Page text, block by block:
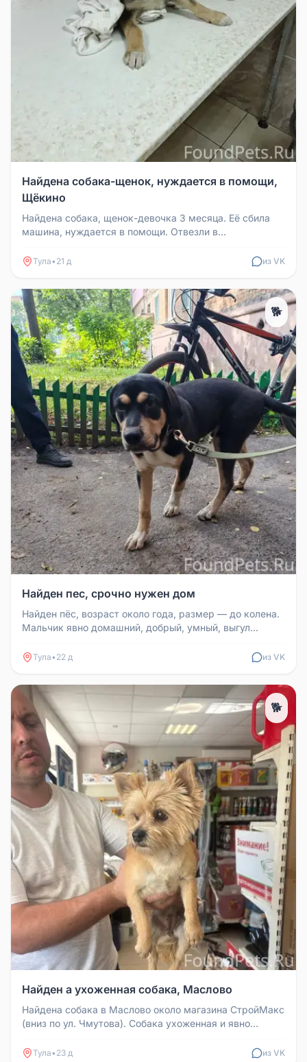
Найдена собака-щенок, нуждается в помощи,
Щёкино
Найдена собака, щенок-девочка 3 месяца. Её сбила
машина, нуждается в помощи. Отвезли в
Тула• 21 д из VK
🐕
Найден пес, срочно нужен дом
Найден пёс, возраст около года, размер — до колена.
Мальчик явно домашний, добрый, умный, выгул
Тула• 22 д из VK
🐕
Найден а ухоженная собака, Маслово
Найдена собака в Маслово около магазина СтройМакс
(вниз по ул. Чмутова). Собака ухоженная и явно
Тула• 23 д из VK